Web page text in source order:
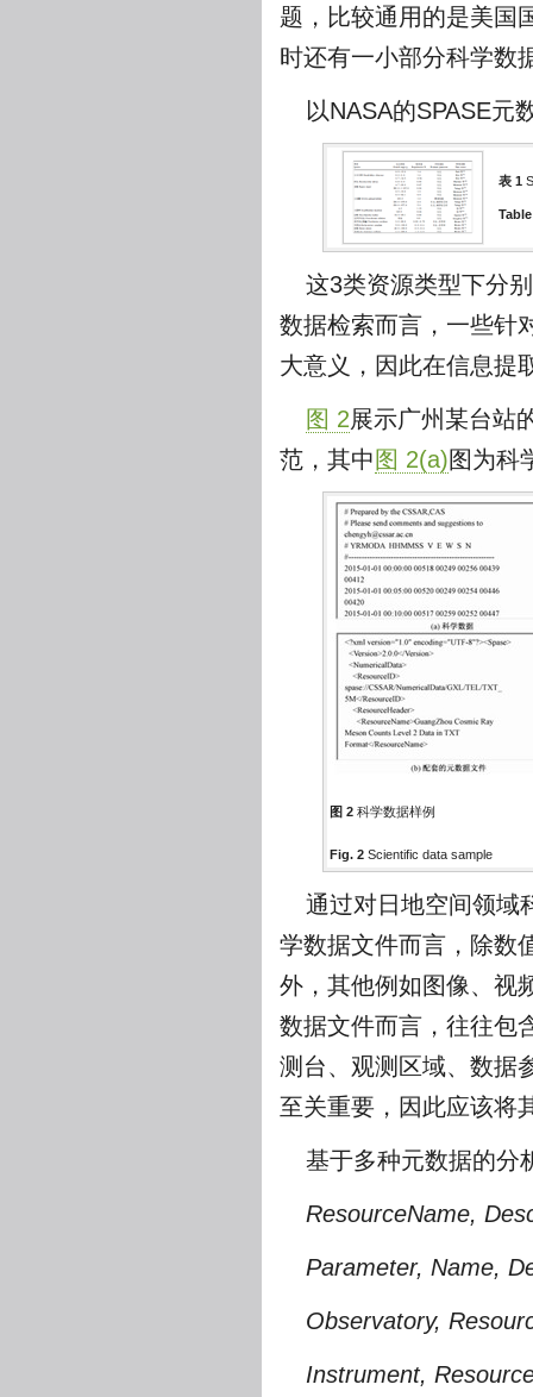
题，比较通用的是美国
时还有一小部分科学数
以NASA的SPASE元
表 1
这3类资源类型下分
数据检索而言，一些针
大意义，因此在信息提
图 2展示广州某台站
范，其中 图 2(a)图为科
图 2 科学数据样例
Fig. 2 Scientific data sample
通过对日地空间领域
学数据文件而言，除数
外，其他例如图像、视
数据文件而言，往往包
测台、观测区域、数据
至关重要，因此应该将
基于多种元数据的分
ResourceName,
Parameter, Name,
Observatory,
Instrument,